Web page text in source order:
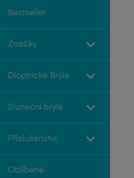
Bestseller
Značky
Dioptrické Brýle
Sluneční brýle
Příslušenství
Oblíbené